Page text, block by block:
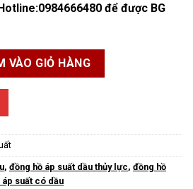
0984666480 để được BG
số lượng
VÀO GIỎ HÀNG
, đồng hồ áp suất dầu thủy lực, đồng hồ
suất có dầu